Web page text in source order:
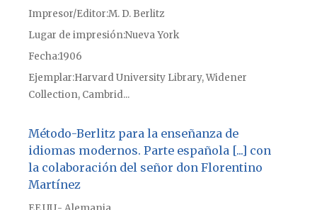
Impresor/Editor M. D. Berlitz
Lugar de impresiónNueva York
Fecha1906
Ejemplar Harvard University Library, Widener
Collection, Cambrid...
Método-Berlitz para la enseñanza de
idiomas modernos. Parte española [...] con
la colaboración del señor don Florentino
Martínez